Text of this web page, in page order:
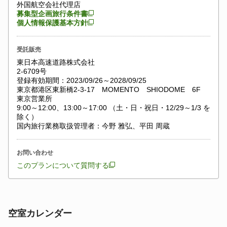
外国航空会社代理店
募集型企画旅行条件書
個人情報保護基本方針
受託販売
東日本高速道路株式会社
2-6709号
登録有効期間：2023/09/26～2028/09/25
東京都港区東新橋2-3-17 MOMENTO SHIODOME 6F
東京営業所
9:00～12:00、13:00～17:00 （土・日・祝日・12/29～1/3 を
除く）
国内旅行業務取扱管理者：今野 雅弘、平田 周蔵
お問い合わせ
このプランについて質問する
空室カレンダー